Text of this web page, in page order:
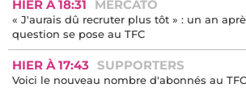
HIER À 18:31 MERCATO
« J'aurais dû recruter plus tôt » : un an
question se pose au TFC
HIER À 17:43 SUPPORTERS
Voici le nouveau nombre d'abonnés au